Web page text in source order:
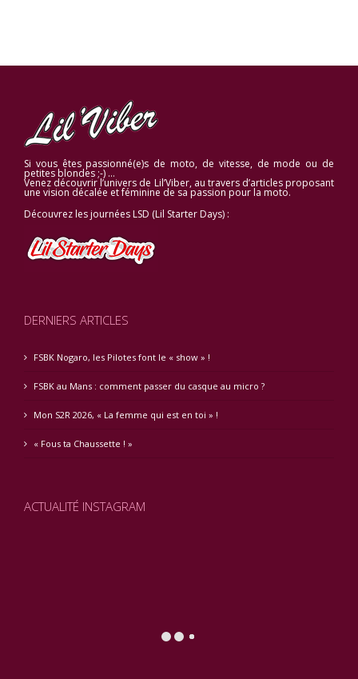
Si vous êtes passionné(e)s de moto, de vitesse, de mode ou de
petites blondes ;-) …
Venez découvrir l’univers de Lil’Viber, au travers d’articles proposant
une vision décalée et féminine de sa passion pour la moto.
Découvrez les journées LSD (Lil Starter Days) :
DERNIERS ARTICLES
FSBK Nogaro, les Pilotes font le « show » !
FSBK au Mans : comment passer du casque au micro ?
Mon S2R 2026, « La femme qui est en toi » !
« Fous ta Chaussette ! »
ACTUALITÉ INSTAGRAM